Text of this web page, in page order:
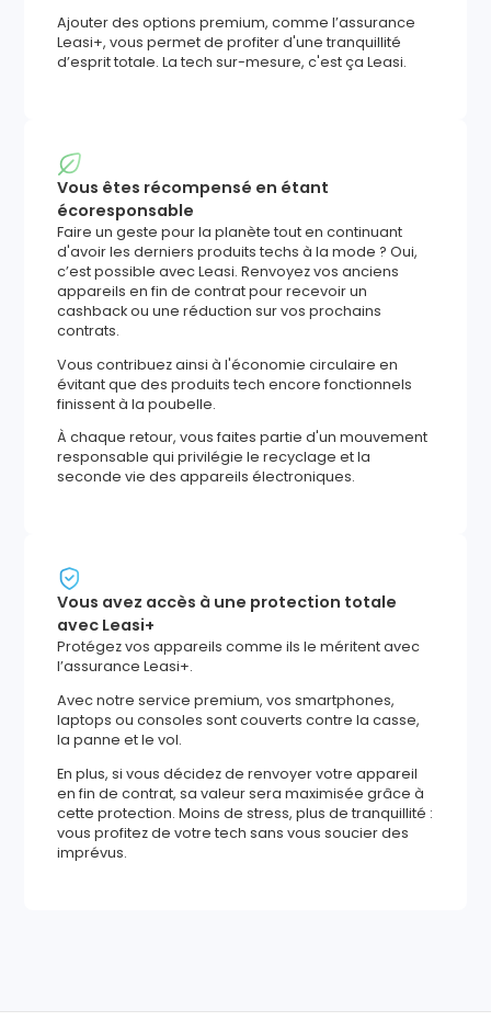
Ajouter des options premium, comme l’assurance
Leasi+, vous permet de profiter d'une tranquillité
d’esprit totale. La tech sur-mesure, c'est ça Leasi.
Vous êtes récompensé en étant
écoresponsable
Faire un geste pour la planète tout en continuant
d'avoir les derniers produits techs à la mode ? Oui,
c’est possible avec Leasi. Renvoyez vos anciens
appareils en fin de contrat pour recevoir un
cashback ou une réduction sur vos prochains
contrats.
Vous contribuez ainsi à l'économie circulaire en
évitant que des produits tech encore fonctionnels
finissent à la poubelle.
À chaque retour, vous faites partie d'un mouvement
responsable qui privilégie le recyclage et la
seconde vie des appareils électroniques.
Vous avez accès à une protection totale
avec Leasi+
Protégez vos appareils comme ils le méritent avec
l’assurance Leasi+.
Avec notre service premium, vos smartphones,
laptops ou consoles sont couverts contre la casse,
la panne et le vol.
En plus, si vous décidez de renvoyer votre appareil
en fin de contrat, sa valeur sera maximisée grâce à
cette protection. Moins de stress, plus de tranquillité :
vous profitez de votre tech sans vous soucier des
imprévus.